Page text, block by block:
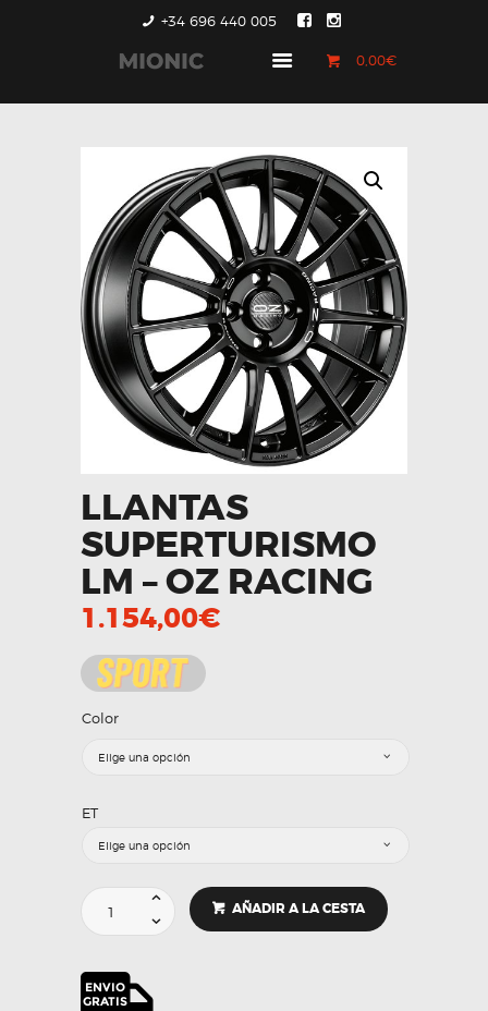
+34 696 440 005
0,00€
GENERACIÓN 1
GENERACIÓN 3
COUNTRYMAN &
PACEMAN
CONTACTO
LLANTAS
SUPERTURISMO
LM – OZ RACING
1.154,00€
Color
ET
LLANTAS
SUPERTURISMO
OZ
RACING
AÑADIR A LA CESTA